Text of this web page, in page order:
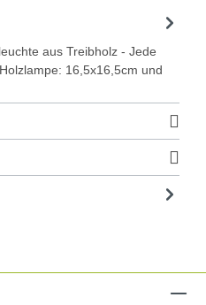
aus Treibholz - Jede
16,5x16,5cm und